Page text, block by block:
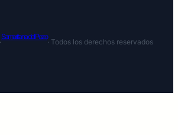
Samaritana del Pozo
· Todos los derechos reservados